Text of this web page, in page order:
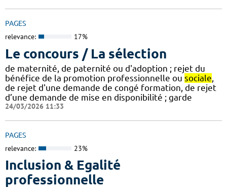
PAGES
relevance: 17%
Le concours / La sélection
de maternité, de paternité ou d'adoption ; rejet du
bénéfice de la promotion professionnelle ou sociale,
de rejet d'une demande de congé formation, de rejet
d’une demande de mise en disponibilité ; garde
24/03/2026 11:33
PAGES
relevance: 23%
Inclusion & Egalité
professionnelle